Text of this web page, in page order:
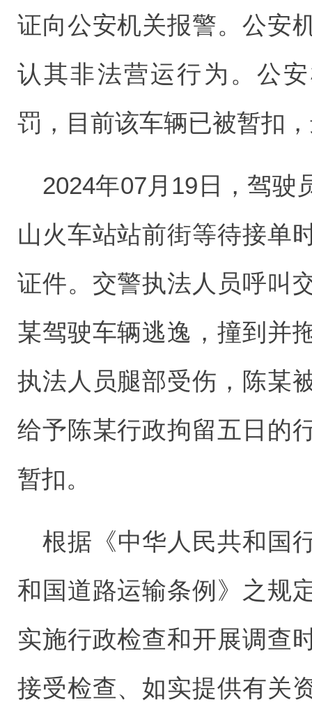
证向公安机关报警。公安
认其非法营运行为。公
罚，目前该车辆已被暂扣
2024年07月19日，驾驶
山火车站站前街等待接单
证件。交警执法人员呼叫
某驾驶车辆逃逸，撞到并
执法人员腿部受伤，陈某
给予陈某行政拘留五日的
暂扣。
根据《中华人民共和国
和国道路运输条例》之规
实施行政检查和开展调查
接受检查、如实提供有关